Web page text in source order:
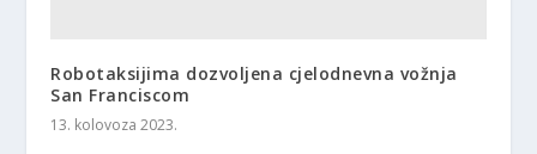
Robotaksijima dozvoljena cjelodnevna vožnja
San Franciscom
13. kolovoza 2023.